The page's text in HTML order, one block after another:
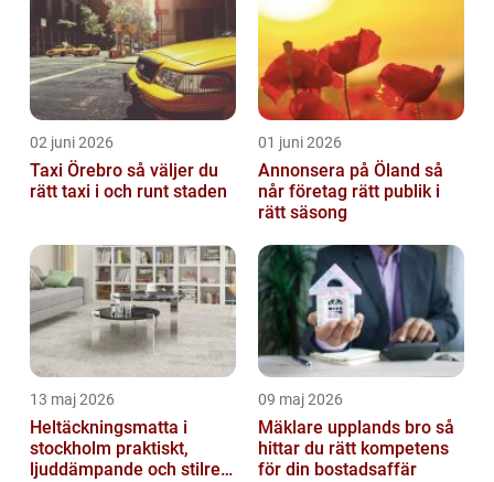
02 juni 2026
Taxi Örebro så väljer du
rätt taxi i och runt staden
01 juni 2026
Annonsera på Öland så
når företag rätt publik i
rätt säsong
13 maj 2026
Heltäckningsmatta i
stockholm praktiskt,
ljuddämpande och stilrent
09 maj 2026
Mäklare upplands bro så
hittar du rätt kompetens
för din bostadsaffär